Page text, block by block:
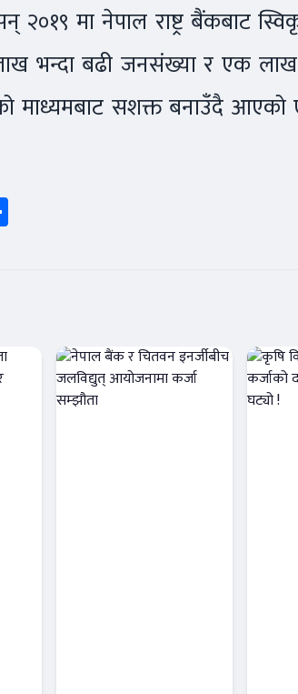
मा नेपाल राष्ट्र बैंकबाट
भन्दा बढी जनसंख्या र एक
माध्यमबाट सशक्त बनाउँदै आएको